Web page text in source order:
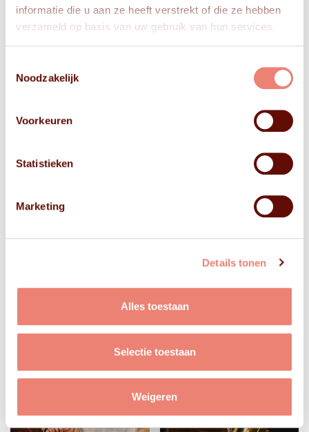
informatie die u aan ze heeft verstrekt of die ze hebben
verzameld op basis van uw gebruik van hun services.
Noodzakelijk
Voorkeuren
Statistieken
Marketing
Details tonen
Alles toestaan
Selectie toestaan
Weigeren